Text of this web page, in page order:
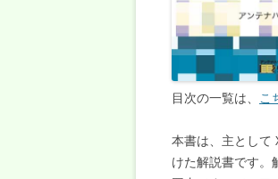
目次の一覧は、 こ
本書は、主として
けた解説書です。